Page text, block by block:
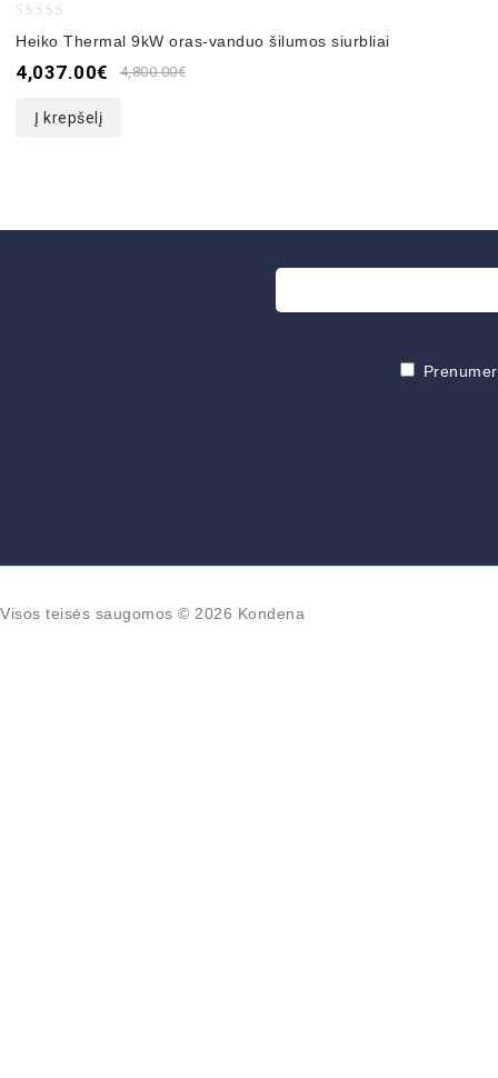
of
Heiko Thermal 9kW oras-vanduo šilumos siurbliai
4,800.00€
4,037.00€
Į krepšelį
Visos teisės saugomos © 2026 Kondena